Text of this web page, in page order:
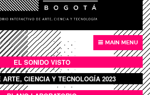
MAIN MENU
VISTO
EL SONIDO VISTO
LLENO
ARTE, CIENCIA Y TECNOLOGÍA 2023